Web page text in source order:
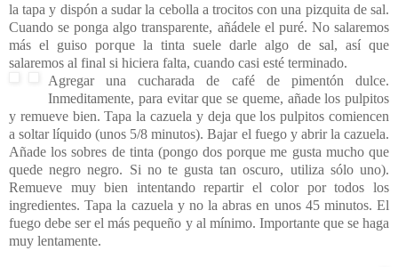
la tapa y dispón a sudar la cebolla a trocitos con una pizquita de sal.
Cuando se ponga algo transparente, añádele el puré. No salaremos
más el guiso porque la tinta suele darle algo de sal, así que
salaremos al final si hiciera falta, cuando casi esté terminado.
Agregar una cucharada de café de pimentón dulce.
Inmeditamente, para evitar que se queme, añade los pulpitos
y remueve bien. Tapa la cazuela y deja que los pulpitos comiencen
a soltar líquido (unos 5/8 minutos). Bajar el fuego y abrir la cazuela.
Añade los sobres de tinta (pongo dos porque me gusta mucho que
quede negro negro. Si no te gusta tan oscuro, utiliza sólo uno).
Remueve muy bien intentando repartir el color por todos los
ingredientes. Tapa la cazuela y no la abras en unos 45 minutos. El
fuego debe ser el más pequeño y al mínimo. Importante que se haga
muy lentamente.